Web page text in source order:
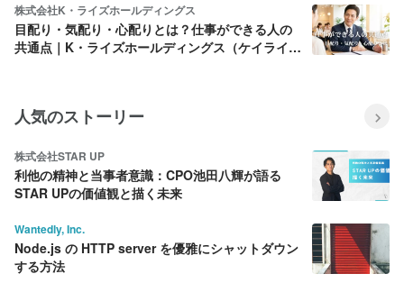
株式会社K・ライズホールディングス
目配り・気配り・心配りとは？仕事ができる人の
共通点｜K・ライズホールディングス（ケイライ
人気のストーリー
株式会社STAR UP
利他の精神と当事者意識：CPO池田八輝が語る
STAR UPの価値観と描く未来
Wantedly, Inc.
Node.js の HTTP server を優雅にシャットダウン
する方法